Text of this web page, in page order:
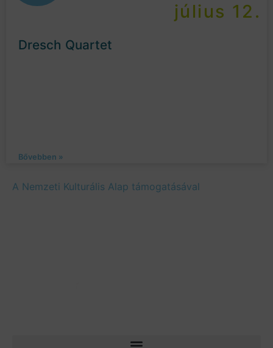
július 12.
Dresch Quartet
Bővebben »
A Nemzeti Kulturális Alap támogatásával